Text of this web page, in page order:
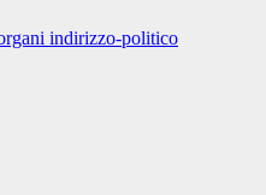
indirizzo-politico